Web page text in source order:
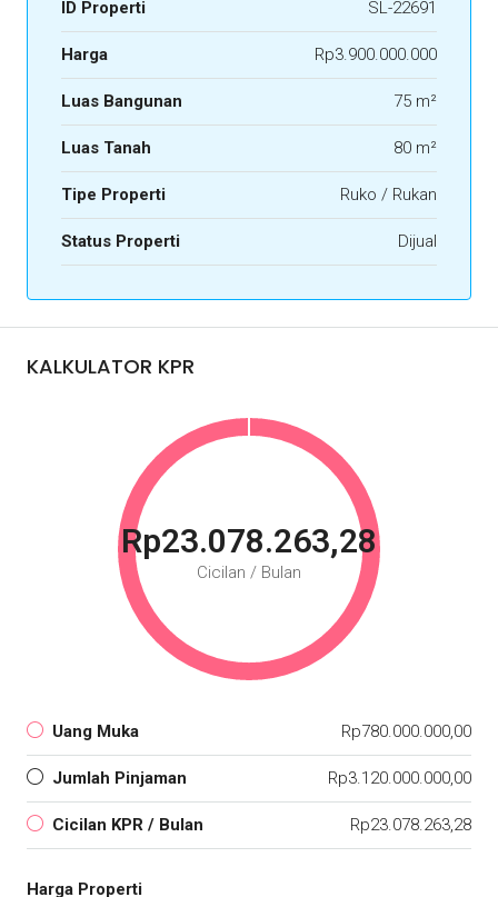
ID Properti SL-22691
Harga Rp3.900.000.000
Luas Bangunan 75 m²
Luas Tanah 80 m²
Tipe Properti Ruko / Rukan
Status Properti Dijual
KALKULATOR KPR
Rp23.078.263,28
Cicilan / Bulan
Uang Muka Rp780.000.000,00
Jumlah Pinjaman Rp3.120.000.000,00
Cicilan KPR / Bulan Rp23.078.263,28
Harga Properti